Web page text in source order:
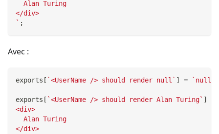
  Alan Turing
</div>
` ;
Avec :
exports [ `<UserName /> should render null ` ] = ` null
exports [ `<UserName /> should render Alan Turing` ]
<div>
  Alan Turing
</div>